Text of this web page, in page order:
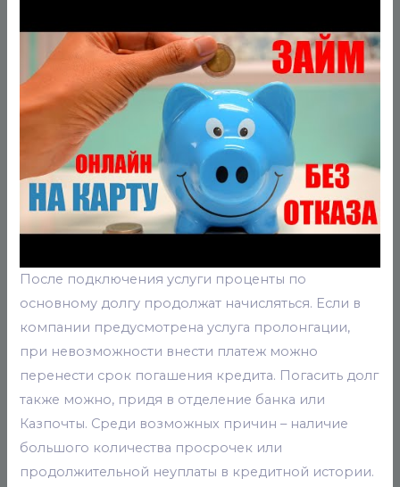
После подключения услуги проценты по
основному долгу продолжат начисляться. Если в
компании предусмотрена услуга пролонгации,
при невозможности внести платеж можно
перенести срок погашения кредита. Погасить долг
также можно, придя в отделение банка или
Казпочты. Среди возможных причин – наличие
большого количества просрочек или
продолжительной неуплаты в кредитной истории.